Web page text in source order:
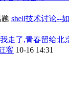
shell技术讨论--
我走了,青春留给
客 10-16 14:31